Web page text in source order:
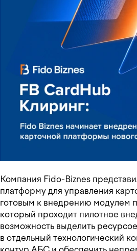
Компания Fido-Biznes
платформу для управления
готовым к внедрению модулем
который проходит пилотное
возможность выделить
в отдельный технологический